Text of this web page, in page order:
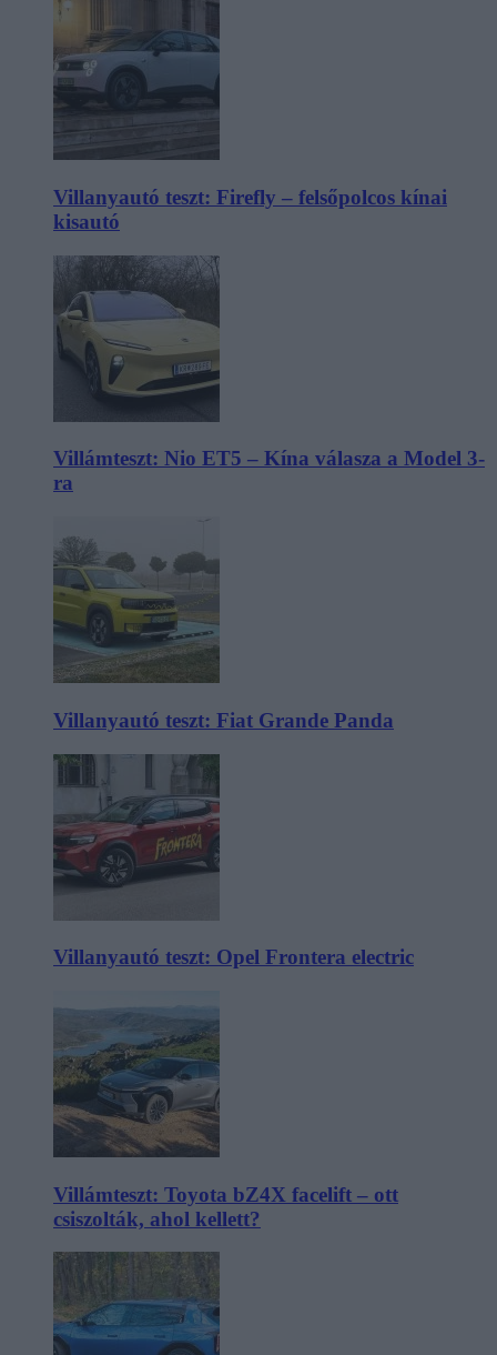
Villanyautó teszt: Firefly – felsőpolcos kínai
kisautó
Villámteszt: Nio ET5 – Kína válasza a Model 3-
ra
Villanyautó teszt: Fiat Grande Panda
Villanyautó teszt: Opel Frontera electric
Villámteszt: Toyota bZ4X facelift – ott
csiszolták, ahol kellett?